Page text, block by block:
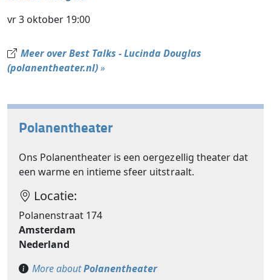
vr 3 oktober 19:00
Meer over Best Talks - Lucinda Douglas
(polanentheater.nl)»
Polanentheater
Ons Polanentheater is een oergezellig theater dat
een warme en intieme sfeer uitstraalt.
Locatie:
Polanenstraat 174
Amsterdam
Nederland
More aboutPolanentheater